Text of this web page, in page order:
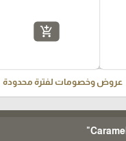
add_shopping_cart
عروض وخصومات لفترة محدودة